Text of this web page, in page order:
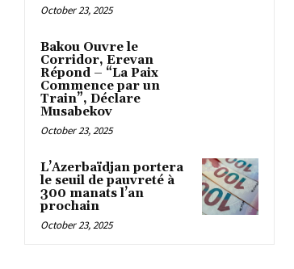
October 23, 2025
Bakou Ouvre le
Corridor, Erevan
Répond – “La Paix
Commence par un
Train”, Déclare
Musabekov
October 23, 2025
L’Azerbaïdjan portera
le seuil de pauvreté à
300 manats l’an
prochain
October 23, 2025